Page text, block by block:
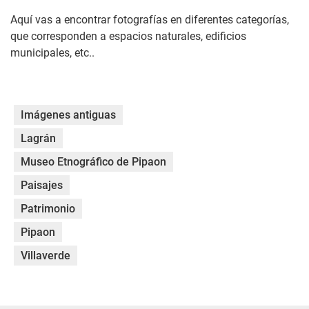
Aquí vas a encontrar fotografías en diferentes categorías,
que corresponden a espacios naturales, edificios
municipales, etc..
Imágenes antiguas
Lagrán
Museo Etnográfico de Pipaon
Paisajes
Patrimonio
Pipaon
Villaverde